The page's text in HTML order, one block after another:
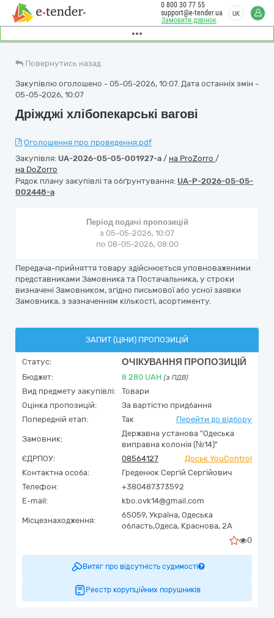
Замовити дзвінок
0 800 30 77 55
support@e-tender.ua
UK
Повернутись назад
Закупівлю оголошено - 05-05-2026, 10:07. Дата останніх змін -
05-05-2026, 10:07
Дріжджі хлібопекарські вагові
Оголошення про проведення.pdf
Закупівля: UA-2026-05-05-001927-a / на ProZorro /
на DoZorro
Рядок плану закупівлі та обґрунтування: UA-P-2026-05-05-
002448-a
Період подачі пропозицій
з 05-05-2026, 10:07
по 08-05-2026, 08:00
Передача-прийняття товару здійснюється уповноваженими
представниками Замовника та Постачальника, у строки
визначені Замовником, згідно письмової або усної заявки
Замовника, з зазначенням кількості, асортименту.
ЗАПИТ (ЦІНИ) ПРОПОЗИЦІЙ
Статус: ОЧІКУВАННЯ ПРОПОЗИЦІЙ
Бюджет: 8 280 UAH (з ПДВ)
Вид предмету закупівлі:
Товари
Оцінка пропозицій:
За вартістю придбання
Попередній етап:
Так Перейти до відбору
Замовник:
Державна установа "Одеська
виправна колонія (№14)"
ЄДРПОУ:
08564127
Досьє YouControl
Контактна особа:
Греденюк Сергій Сергійович
Телефон:
+380487373592
E-mail:
kbo.ovk14@gmail.com
Місцезнаходження:
65059, Україна, Одеська
область,Одеса, Краснова, 2А
0
Витяг про відсутність судимості
Реєстр корупційних порушників